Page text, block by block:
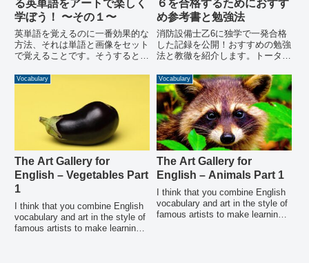
る英単語をアートで楽しく
学ぼう！ 〜その１〜
英単語を覚えるのに一番効果的な
方法、それは単語と画像をセット
で覚えることです。そうすると単
が浮かんできます。その特性を活
メージを有名画家風の絵にしちゃ
おうという企画です。今回は職業
編第一弾。英単語を簡単に覚えら
れるようになっちゃいましょう。
６を合格するためにおすす
め参考書と勉強法
消防設備士乙6に独学で一発合格
した記録を公開！おすすめの勉強
法と教徹を紹介します。トータル
最速合格を目指すあなたの不安を
解消します！
Vocabulary
The Art Gallery for
English – Vegetables Part
1
I think that you combine English
vocabulary and art in the style of
famous artists to make learning
Vocabulary
The Art Gallery for
English – Animals Part 1
I think that you combine English
vocabulary and art in the style of
famous artists to make learning